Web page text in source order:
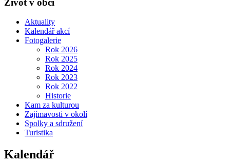
Aktuality
Kalendář akcí
Fotogalerie
Rok 2026
Rok 2025
Rok 2024
Rok 2023
Rok 2022
Historie
Kam za kulturou
Zajímavosti v okolí
Spolky a sdružení
Turistika
Kalendář